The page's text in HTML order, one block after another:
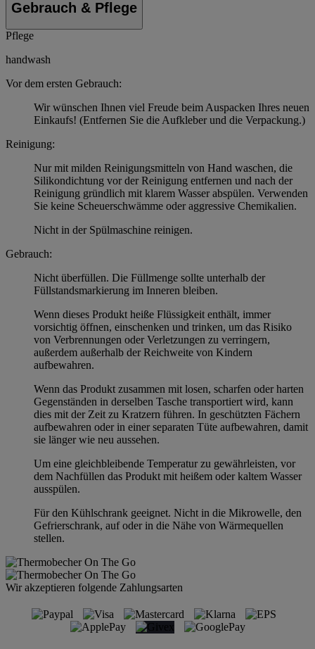
Gebrauch & Pflege
Pflege
handwash
Vor dem ersten Gebrauch:
Wir wünschen Ihnen viel Freude beim Auspacken Ihres neuen
Einkaufs! (Entfernen Sie die Aufkleber und die Verpackung.)
Reinigung:
Nur mit milden Reinigungsmitteln von Hand waschen, die
Silikondichtung vor der Reinigung entfernen und nach der
Reinigung gründlich mit klarem Wasser abspülen. Verwenden
Sie keine Scheuerschwämme oder aggressive Chemikalien.
Nicht in der Spülmaschine reinigen.
Gebrauch:
Nicht überfüllen. Die Füllmenge sollte unterhalb der
Füllstandsmarkierung im Inneren bleiben.
Wenn dieses Produkt heiße Flüssigkeit enthält, immer
vorsichtig öffnen, einschenken und trinken, um das Risiko
von Verbrennungen oder Verletzungen zu verringern,
außerdem außerhalb der Reichweite von Kindern
aufbewahren.
Wenn das Produkt zusammen mit losen, scharfen oder harten
Gegenständen in derselben Tasche transportiert wird, kann
dies mit der Zeit zu Kratzern führen. In geschützten Fächern
aufbewahren oder in einer separaten Tüte aufbewahren, damit
sie länger wie neu aussehen.
Um eine gleichbleibende Temperatur zu gewährleisten, vor
dem Nachfüllen das Produkt mit heißem oder kaltem Wasser
ausspülen.
Für den Kühlschrank geeignet. Nicht in die Mikrowelle, den
Gefrierschrank, auf oder in die Nähe von Wärmequellen
stellen.
Wir akzeptieren folgende Zahlungsarten